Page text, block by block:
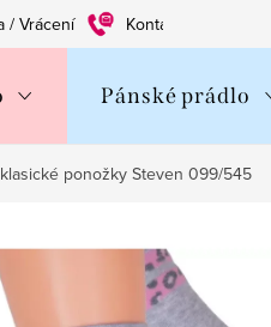
/ Vrácení Kontakty
Pánské prádlo
ponožky Steven 099/545